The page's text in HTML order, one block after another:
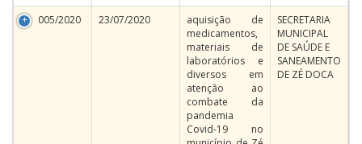
005/2020 23/07/2020
aquisição de
medicamentos,
materiais de
laboratórios e
diversos em
atenção ao
combate da
pandemia
Covid-19 no
SECRETARIA
MUNICIPAL
DE SAÚDE E
SANEAMENTO
DE ZÉ DOCA